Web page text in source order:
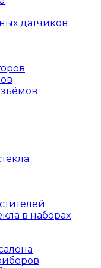
датчиков
в наборах